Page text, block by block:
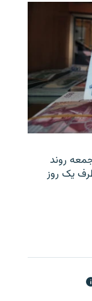
روند
یک روز